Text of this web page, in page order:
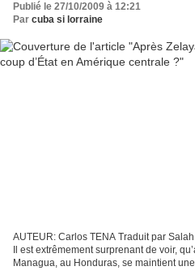
Publié le 27/10/2009 à 12:21
Par cuba si lorraine
AUTEUR: Carlos TENA Traduit par
Il est extrêmement surprenant de voir,
Managua, au Honduras, se maintient